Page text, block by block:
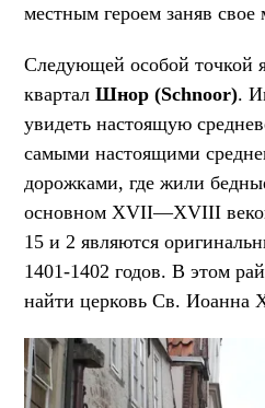
местным героем заняв свое
Следующей особой точкой
кварталШнор (Schnoor).
увидеть настоящую
самыми настоящими
дорожками, где жили
основном XVII—XVIII
15 и 2 являются
1401-1402 годов. В этом
найти церковь Св. Иоанна